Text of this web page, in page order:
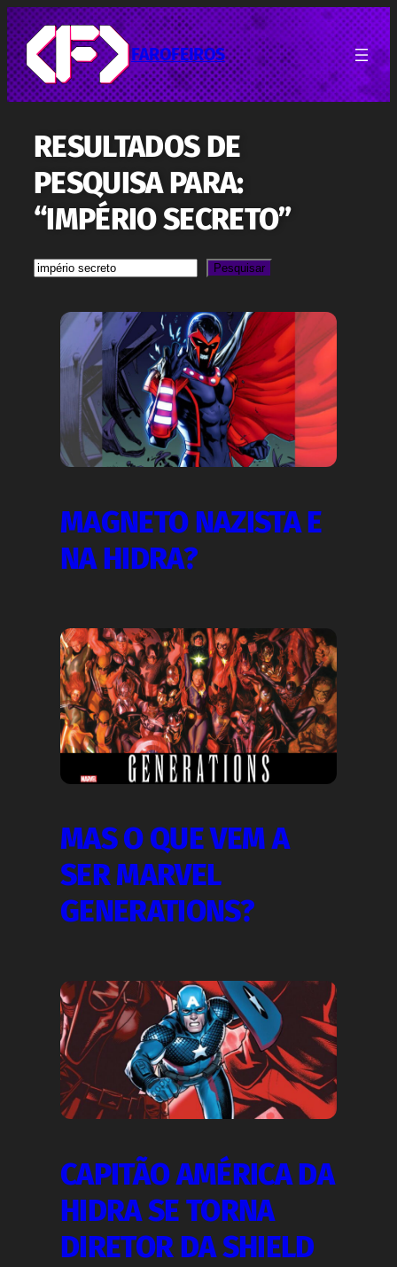
Pular
para
o
conteúdo
FAROFEIROS
RESULTADOS DE
PESQUISA PARA:
“IMPÉRIO SECRETO”
Pesquisa Pesquisar
MAGNETO NAZISTA E
NA HIDRA?
MAS O QUE VEM A
SER MARVEL
GENERATIONS?
CAPITÃO AMÉRICA DA
HIDRA SE TORNA
DIRETOR DA SHIELD